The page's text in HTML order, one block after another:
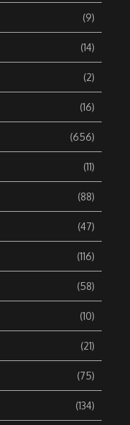
(9)
(14)
(2)
(16)
(656)
(11)
(88)
(47)
(116)
(58)
(10)
(21)
(75)
(134)